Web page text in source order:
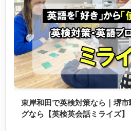
東岸和田で英検対策なら｜堺
グなら【英検英会話ミライズ】